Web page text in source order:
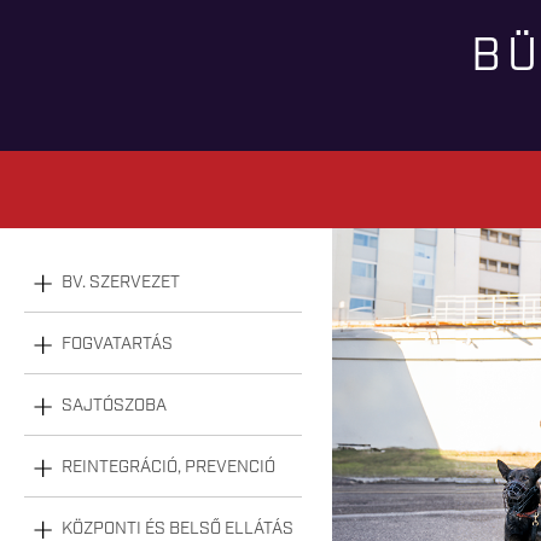
BV. SZERVEZET
FOGVATARTÁS
SAJTÓSZOBA
REINTEGRÁCIÓ, PREVENCIÓ
KÖZPONTI ÉS BELSŐ ELLÁTÁS